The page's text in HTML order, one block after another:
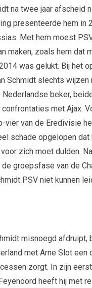
na twee jaar afscheid
presenteerde hem in
Met hem moest
maken, zoals hem dat
was gelukt. Bij het
Schmidt slechts wijzen
Nederlandse beker,
met Ajax.
vier van de Eredivisie
schade opgelopen dat
zich moet dulden.
groepsfase van de
PSV niet kunnen
misnoegd afdruipt,
met Arne Slot een
zorgt. In zijn
heeft hij met